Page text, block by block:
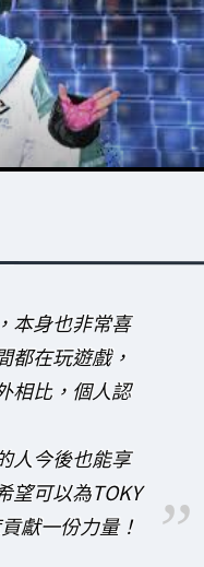
本身也非常喜
都在玩遊戲，
相比，個人認
人今後也能享
望可以為TOKY
獻一份力量！